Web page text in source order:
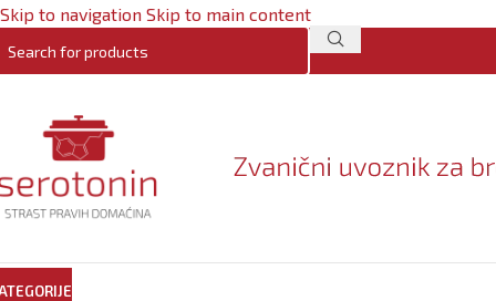
Skip to navigation Skip to main content